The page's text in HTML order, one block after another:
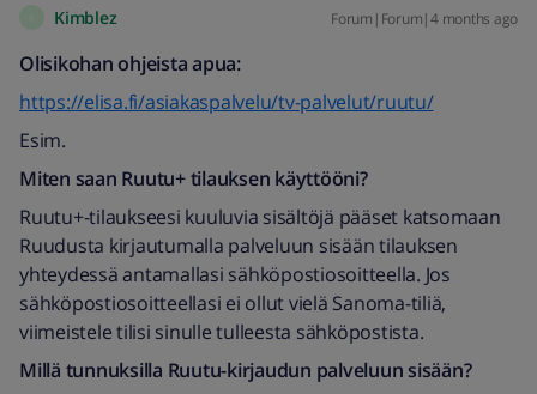
Kimblez Forum|Forum|4 months ago
Olisikohan ohjeista apua:
https://elisa.fi/asiakaspalvelu/tv-palvelut/ruutu/
Esim.
Miten saan Ruutu+ tilauksen käyttööni?
Ruutu+-tilaukseesi kuuluvia sisältöjä pääset katsomaan
Ruudusta kirjautumalla palveluun sisään tilauksen
yhteydessä antamallasi sähköpostiosoitteella. Jos
sähköpostiosoitteellasi ei ollut vielä Sanoma-tiliä,
viimeistele tilisi sinulle tulleesta sähköpostista.
Millä tunnuksilla Ruutu-kirjaudun palveluun sisään?